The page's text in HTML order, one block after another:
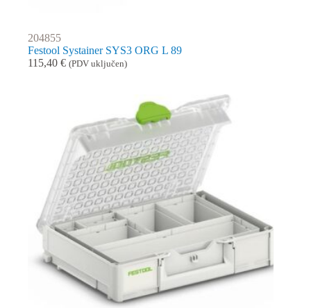
204855
Festool Systainer SYS3 ORG L 89
115,40 € (PDV uključen)